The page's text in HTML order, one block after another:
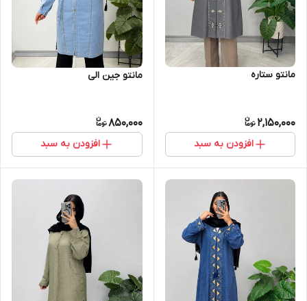
مانتو ستاره
2,150,000
افزودن به سبد
مانتو جین الی
850,000
افزودن به سبد